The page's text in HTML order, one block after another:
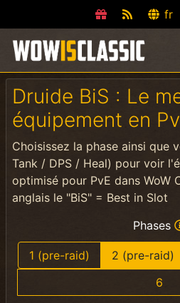
fr
Druide BiS : Le
équipement en
Choisissez la phase ainsi que
Tank / DPS / Heal) pour voir
optimisé pour PvE dans WoW
anglais le "BiS" = Best in Slot
Phases
1 (pre-raid) 2 (pre-raid)
6